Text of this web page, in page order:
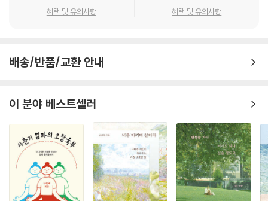
이 되었다.
성장에는 한계가 없다. 나이나 성별, 어쩌면 환경까지도 결국 변명이 될 뿐
이다. ‘내’가 누구인지를 끊임없이 탐구하고 발견하는 일만큼 보람찬 일이
있을까? 나날이 굳건해지는 성장과 정체성은 꾸준히 반복하는 배움 덕분
이다. 독서와 글쓰기는 인생이 주는 또 하나의 선물임을 믿는다.
마흔에 꽃피운 삶을 고백합니다
혜택 및 유의사항 혜택 및 유의사항
배송/반품/교환 안내
이 분야 베스트셀러